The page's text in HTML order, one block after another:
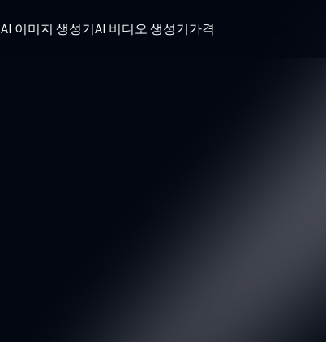
AI 이미지 생성기AI 비디오 생성기가격